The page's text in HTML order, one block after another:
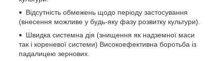
Відсутність обмежень щодо періоду застосування
(внесення можливе у будь-яку фазу розвитку культури).
Швидка системна дія (знищення як надземної маси
так і кореневої системи) Високоефективна боротьба із
падалицею зернових.